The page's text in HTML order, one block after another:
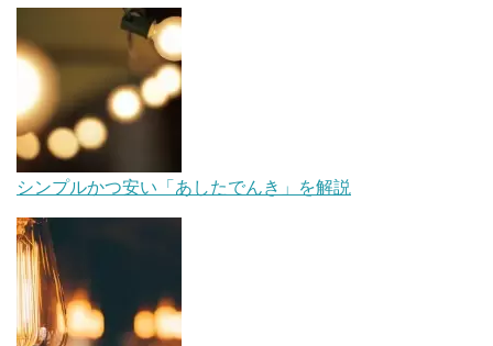
シンプルかつ安い「あしたでんき」を解説